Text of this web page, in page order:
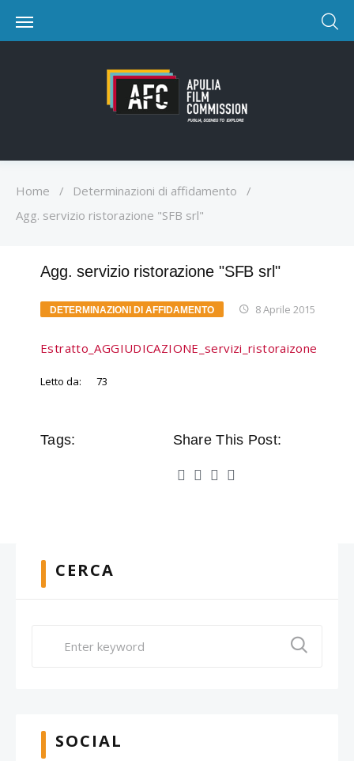
Home / Determinazioni di affidamento
/
Agg. servizio ristorazione "SFB srl"
Agg. servizio ristorazione "SFB srl"
DETERMINAZIONI DI AFFIDAMENTO 8 Aprile 2015
Estratto_AGGIUDICAZIONE_servizi_ristoraizone
Letto da: 73
Tags: Share This Post:
CERCA
SOCIAL